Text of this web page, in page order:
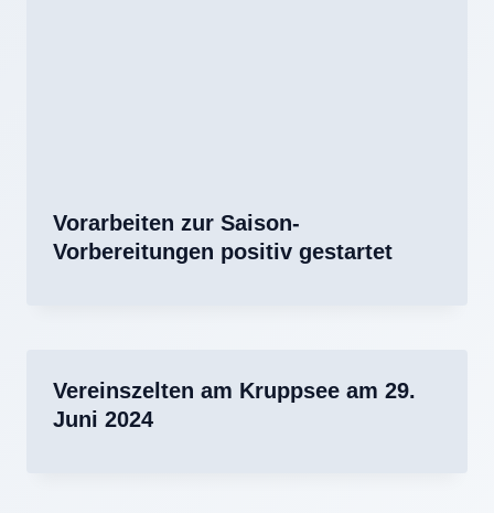
Vorarbeiten zur Saison-
Vorbereitungen positiv gestartet
Vereinszelten am Kruppsee am 29.
Juni 2024